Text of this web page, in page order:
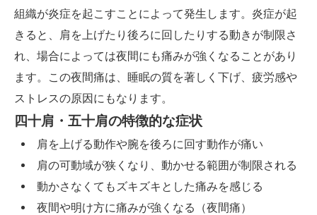
組織が炎症を起こすことによって発生します。炎症が起
きると、肩を上げたり後ろに回したりする動きが制限さ
れ、場合によっては夜間にも痛みが強くなることがあり
ます。この夜間痛は、睡眠の質を著しく下げ、疲労感や
ストレスの原因にもなります。
四十肩・五十肩の特徴的な症状
肩を上げる動作や腕を後ろに回す動作が痛い
肩の可動域が狭くなり、動かせる範囲が制限される
動かさなくてもズキズキとした痛みを感じる
夜間や明け方に痛みが強くなる（夜間痛）